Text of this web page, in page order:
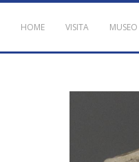
HOME VISITA MUSEO